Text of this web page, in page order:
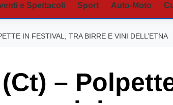
e Spettacoli Sport Auto-Moto
IN FESTIVAL, TRA BIRRE E VINI DELL’ETNA
–